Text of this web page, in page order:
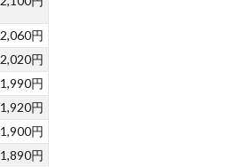
2,060円
2,020円
1,990円
1,920円
1,900円
1,890円